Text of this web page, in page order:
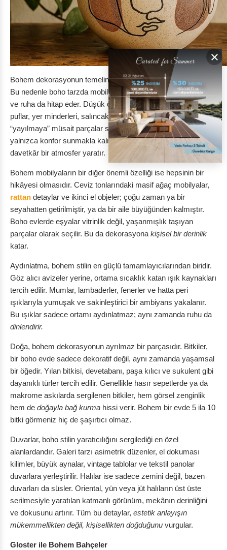
Bohem dekorasyonun temelinderahatlık ve kişisel bağ
Bu nedenle boho tarzda mobilyalar sadece göze değil, bedene
ve ruha da hitap eder. Düşük oturumlu şezlonglar, büyük
puflar, yer minderleri, salıncak koltuklar ve hamaklar gibi
“yayılmaya” müsait parçalar sıklıkla tercih edilir. Bu mobilyalar
yalnızca konfor sunmakla kalmaz, aynı zamanda sıcak ve
davetkâr bir atmosfer yaratır.
Bohem mobilyaların bir diğer önemli özelliği ise hepsinin bir
hikâyesi olmasıdır. Ceviz tonlarındaki masif ağaç mobilyalar,
rattan detaylar ve ikinci el objeler; çoğu zaman ya bir
seyahatten getirilmiştir, ya da bir aile büyüğünden kalmıştır.
Boho evlerde eşyalar vitrinlik değil, yaşanmışlık taşıyan
parçalar olarak seçilir. Bu da dekorasyona kişisel bir derinlik
katar.
Aydınlatma, bohem stilin en güçlü tamamlayıcılarından biridir.
Göz alıcı avizeler yerine, ortama sıcaklık katan ışık kaynakları
tercih edilir. Mumlar, lambaderler, fenerler ve hatta peri
ışıklarıyla yumuşak ve sakinleştirici bir ambiyans yakalanır.
Bu ışıklar sadece ortamı aydınlatmaz; aynı zamanda ruhu da
dinlendirir.
Doğa, bohem dekorasyonun ayrılmaz bir parçasıdır. Bitkiler,
bir boho evde sadece dekoratif değil, aynı zamanda yaşamsal
bir öğedir. Yılan bitkisi, devetabanı, paşa kılıcı ve sukulent gibi
dayanıklı türler tercih edilir. Genellikle hasır sepetlerde ya da
makrome askılarda sergilenen bitkiler, hem görsel zenginlik
hem de doğayla bağ kurma hissi verir. Bohem bir evde 5 ila 10
bitki görmeniz hiç de şaşırtıcı olmaz.
Duvarlar, boho stilin yaratıcılığını sergilediği en özel
alanlardandır. Galeri tarzı asimetrik düzenler, el dokuması
kilimler, büyük aynalar, vintage tablolar ve tekstil panolar
duvarlara yerleştirilir. Halılar ise sadece zemini değil, bazen
duvarları da süsler. Oriental, yün veya jüt halıların üst üste
serilmesiyle yaratılan katmanlı görünüm, mekânın derinliğini
ve dokusunu artırır. Tüm bu detaylar, estetik anlayışın
mükemmellikten değil, kişisellikten doğduğunu vurgular.
Gloster ile Bohem Bahçeler
×